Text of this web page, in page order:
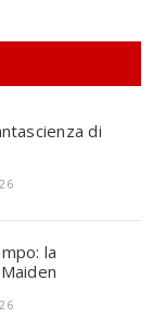
di
la